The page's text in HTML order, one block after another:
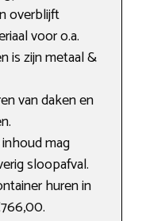
overblijft
voor o.a.
is zijn metaal &
van daken en
mag
sloopafval.
huren in